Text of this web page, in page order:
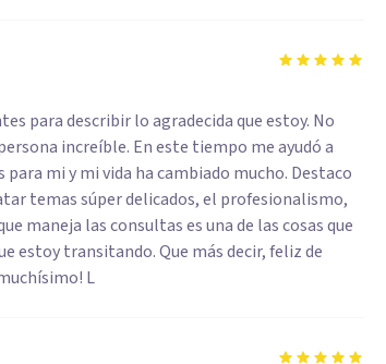
para describir lo agradecida que estoy. No
increíble. En este tiempo me ayudó a
mi y mi vida ha cambiado mucho. Destaco
temas súper delicados, el profesionalismo,
maneja las consultas es una de las cosas que
estoy transitando. Que más decir, feliz de
L